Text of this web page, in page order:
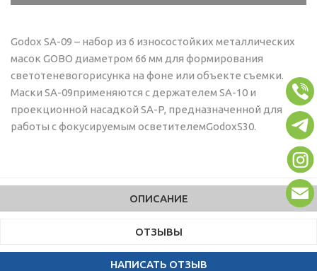
Godox SA-09 – набор из 6 износостойких металлических
масок GOBO диаметром 66 мм для формирования
светотеневогорисунка на фоне или объекте съемки.
Маски SA-09применяются с держателем SA-10 и
проекционной насадкой SA-P, предназначенной для
работы с фокусируемым осветителемGodoxS30.
ОПИСАНИЕ
ОТЗЫВЫ
НАПИСАТЬ ОТЗЫВ